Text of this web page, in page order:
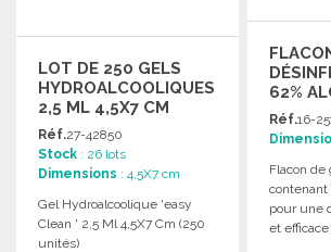
LOT DE 250 GELS
HYDROALCOOLIQUES
2,5 ML 4,5X7 CM
Réf.27-42850
Stock : 26 lots
Dimensions : 4,5X7 cm
Gel Hydroalcoolique 'easy
Clean ' 2,5 Ml 4,5X7 Cm (250
unités)
62%
Réf.16-
Flacon de
contenant
pour une
et